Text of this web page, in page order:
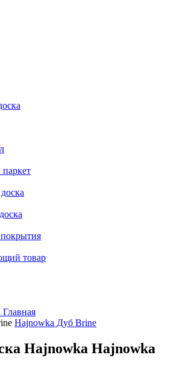
товар
Главная
Hajnowka Дуб Brine
Hajnowka Hajnowka